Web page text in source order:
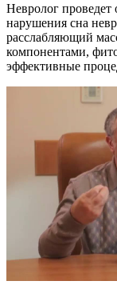
Невролог
нарушения сна
расслабляющий
компонентами,
эффективные